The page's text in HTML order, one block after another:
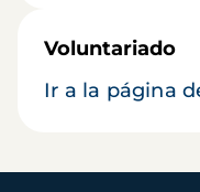
Voluntariado
Ir a la página